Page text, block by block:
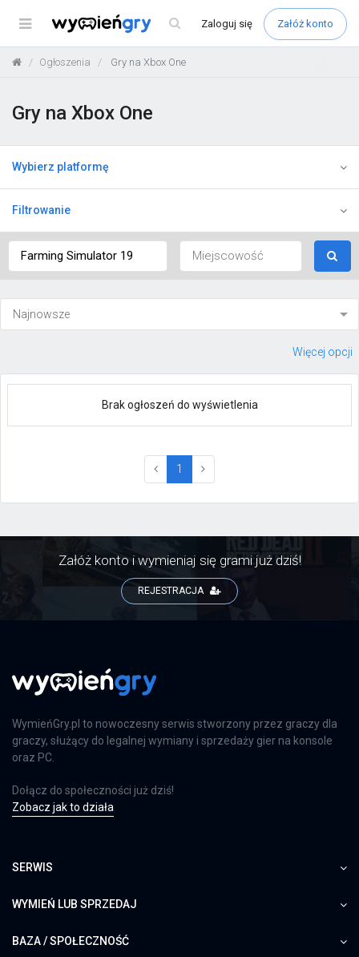
Menu Zaloguj się Załóż konto
Ogłoszenia Gry na Xbox One
Gry na Xbox One
Wybierz platformę
Filtrowanie
Więcej opcji
Brak ogłoszeń do wyświetlenia
1 (current)
Załóż konto i wymieniaj się grami już dziś!
REJESTRACJA
WymieńGry.pl to nowoczesny serwis stworzony przez graczy dla
graczy, służący do legalnej wymiany i sprzedaży gier na konsole
oraz PC.
Dołącz do społeczności już dziś!
Zobacz jak to działa
SERWIS
WYMIEŃ LUB SPRZEDAJ
BAZA / SPOŁECZNOŚĆ